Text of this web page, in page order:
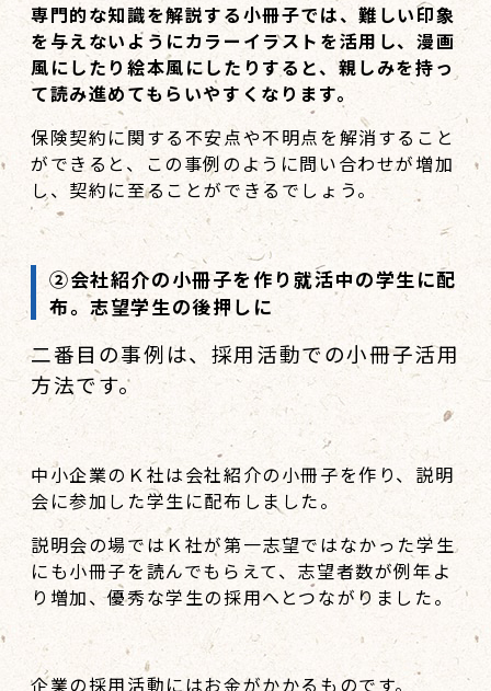
専門的な知識を解説する小冊子では、難しい印象
を与えないようにカラーイラストを活用し、漫画
風にしたり絵本風にしたりすると、親しみを持っ
て読み進めてもらいやすくなります。
保険契約に関する不安点や不明点を解消すること
ができると、この事例のように問い合わせが増加
し、契約に至ることができるでしょう。
②会社紹介の小冊子を作り就活中の学生に配
布。志望学生の後押しに
二番目の事例は、採用活動での小冊子活用
方法です。
中小企業のＫ社は会社紹介の小冊子を作り、説明
会に参加した学生に配布しました。
説明会の場ではＫ社が第一志望ではなかった学生
にも小冊子を読んでもらえて、志望者数が例年よ
り増加、優秀な学生の採用へとつながりました。
企業の採用活動にはお金がかかるものです。